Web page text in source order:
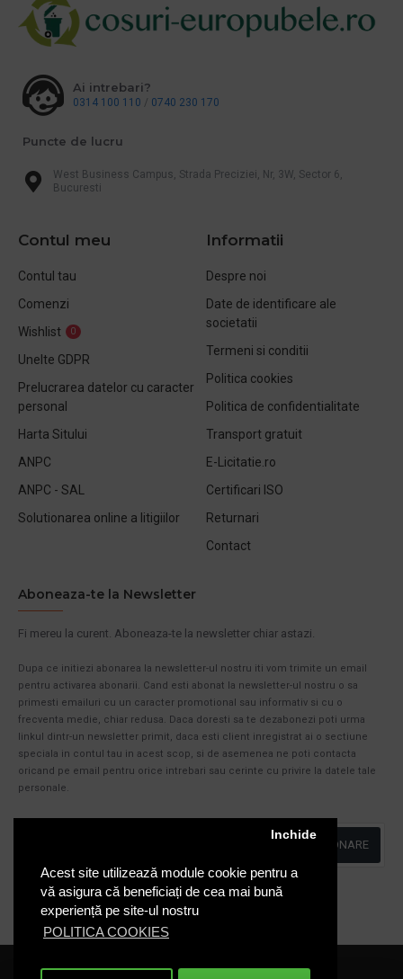
Acest site utilizează module cookie pentru a
vă asigura că beneficiați de cea mai bună
experiență pe site-ul nostru
POLITICA COOKIES
Inchide
Ai intrebari?
0314 100 110 / 0740 230 170
Puncte de lucru
West Business Campus, Strada Preciziei, Nr, 3W, Sector 6,
Bucuresti
Contul meu
Contul tau
Comenzi
Wishlist
0
Unelte GDPR
Prelucrarea datelor cu caracter
personal
Harta Sitului
ANPC
ANPC - SAL
Solutionarea online a litigiilor
Informatii
Despre noi
Date de identificare ale
societatii
Termeni si conditii
Politica cookies
Politica de confidentialitate
Transport gratuit
E-Licitatie.ro
Certificari ISO
Returnari
Contact
Aboneaza-te la Newsletter
Fi mereu la curent. Aboneaza-te la newsletter chiar astazi.
Dupa ce initiezi abonarea la newsletter-ul nostru iti vom trimite un email
pentru activarea abonarii. Cand esti abonat la newsletter-ul nostru o sa
primesti emailuri cu un caracter promotional sau informativ si cu o
frecventa medie, chiar redusa. Daca doresti sa te dezabonezi poti urma
linkul dintr-un newsletter primit, daca esti client inregistrat ai o sectiune
speciala in contul tau in acest scop, si de asemenea ne poti contacta
oricand pe email pentru orice intrebari sau cerinte cu privire la datele tale
personale.
ABONARE
Am citit şi sunt de acord cu Politica de Confidentialitate
Cosuri-Europubele.ro © 2020